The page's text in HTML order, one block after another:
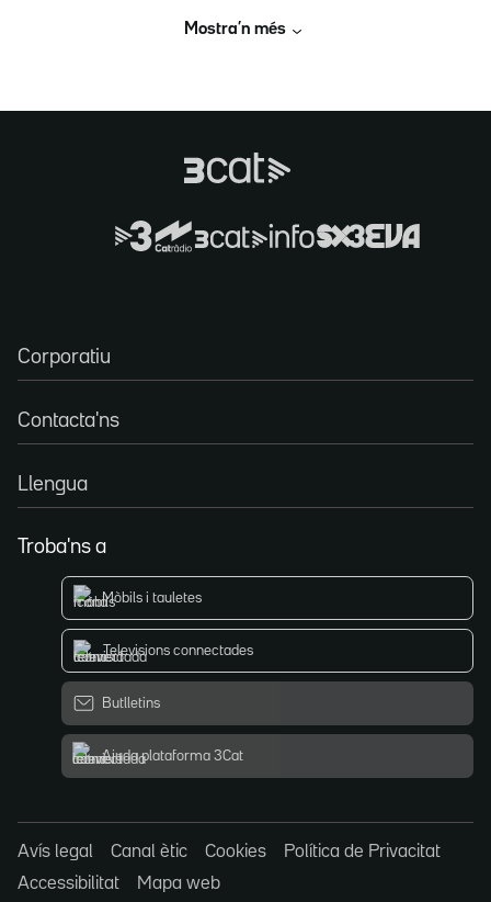
Mostra’n més
Corporatiu
Contacta'ns
Llengua
Troba'ns a
Mòbils i tauletes
Televisions connectades
Butlletins
Ajuda plataforma 3Cat
Avís legal Canal ètic Cookies
Política de Privacitat
Accessibilitat
Mapa web